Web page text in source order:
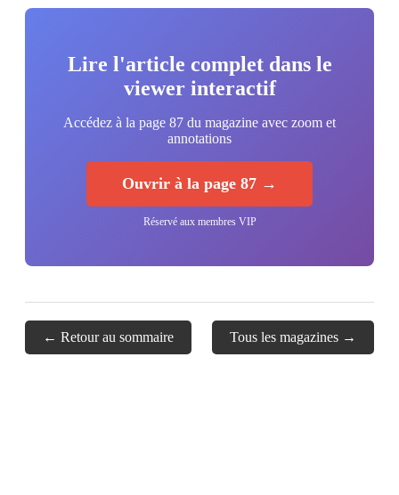
Lire l'article complet dans le
viewer interactif
Accédez à la page 87 du magazine avec zoom et
annotations
Ouvrir à la page 87 →
Réservé aux membres VIP
← Retour au sommaire Tous les magazines →